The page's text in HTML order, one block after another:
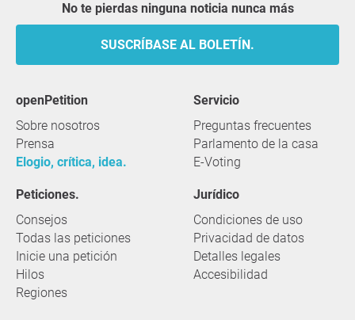
No te pierdas ninguna noticia nunca más
SUSCRÍBASE AL BOLETÍN.
openPetition
Sobre nosotros
Prensa
Elogio, crítica, idea.
servicio
Preguntas frecuentes
Parlamento de la casa
E-Voting
Peticiones.
Consejos
Todas las peticiones
Inicie una petición
Hilos
Regiones
Jurídico
Condiciones de uso
Privacidad de datos
Detalles legales
Accesibilidad